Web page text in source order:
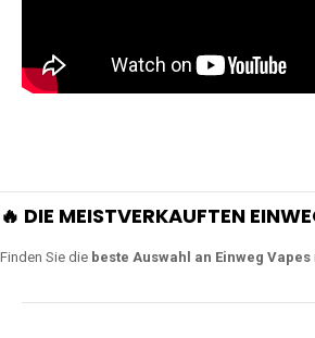
🔥 DIE MEISTVERKAUFTEN
Finden Sie die beste Auswahl an Einweg Vapes